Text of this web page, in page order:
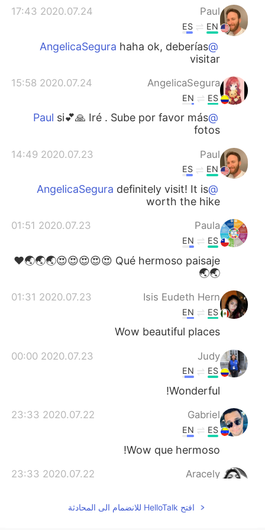
Paul
2020.07.24 17:43
EN
ES
@AngelicaSegura
haha ok, deberías
visitar
AngelicaSegura
2020.07.24 15:58
ES
EN
@Paul
si💕🙏 Iré . Sube por favor más
fotos
Paul
2020.07.23 14:49
EN
ES
@AngelicaSegura
definitely visit! It is
worth the hike
Paula
2020.07.23 01:51
ES
EN
Qué hermoso paisaje 😍😍😍😍😍🌏🌏🌏❤
🌏🌏
Isis Eudeth Hern
2020.07.23 01:31
ES
EN
Wow beautiful places
Judy
2020.07.23 00:00
ES
EN
Wonderful!
Gabriel
2020.07.22 23:33
ES
EN
Wow que hermoso!
Aracely
2020.07.22 23:33
Wouu! It’s amazing !!!! I want to be there
افتح HelloTalk للانضمام الى المحادثة